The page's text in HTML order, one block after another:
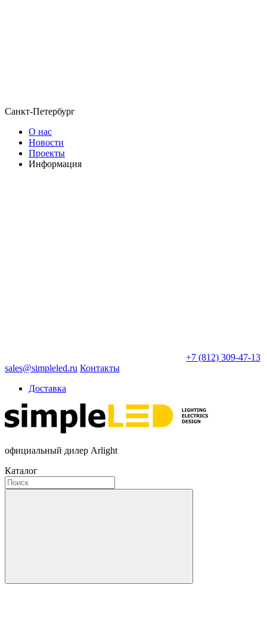
Санкт-Петербург
О нас
Новости
Проекты
Информация
+7 (812) 309-47-13
sales@simpleled.ru Контакты
Доставка
официальный дилер Arlight
Каталог